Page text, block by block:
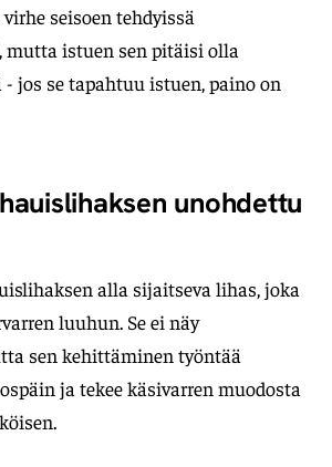
seisoen tehdyissä
mutta istuen sen pitäisi olla
jos se tapahtuu istuen, paino on
unohdettu
alla sijaitseva lihas, joka
luuhun. Se ei näy
sen kehittäminen työntää
ja tekee käsivarren muodosta